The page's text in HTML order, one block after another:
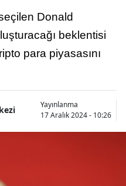
Donald
beklentisi
para piyasasını
Yayınlanma
17 Aralık 2024 - 10:26